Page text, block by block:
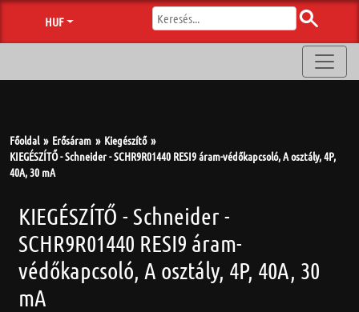
HUF
Főoldal Erősáram
Kiegészítő
KIEGÉSZÍTŐ - Schneider - SCHR9R01440 RESI9 áram-védőkapcsoló, A osztály, 4P,
40A, 30 mA
KIEGÉSZÍTŐ - Schneider -
SCHR9R01440 RESI9 áram-
védőkapcsoló, A osztály, 4P, 40A, 30
mA